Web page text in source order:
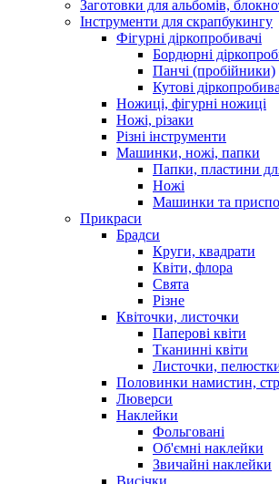
Заготовки для альбомів,
Інструменти для скрапбукингу
Фігурні діркопробивачі
Бордюрні
Панчі (пробійники)
Кутові
Ножиці, фігурні ножиці
Ножі, різаки
Різні інструменти
Машинки, ножі, папки
Папки, пластини
Ножі
Машинки та
Прикраси
Брадси
Круги, квадрати
Квіти, флора
Свята
Різне
Квіточки, листочки
Паперові квіти
Тканинні квіти
Листочки,
Половинки намистин,
Люверси
Наклейки
Фольговані
Об'ємні наклейки
Звичайні наклейки
Висічки